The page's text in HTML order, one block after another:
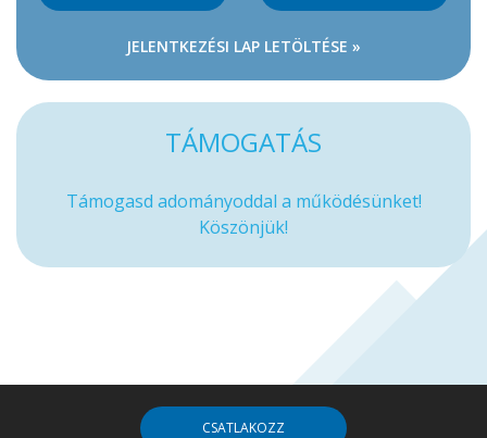
JELENTKEZÉSI LAP LETÖLTÉSE »
TÁMOGATÁS
Támogasd adományoddal a működésünket!
Köszönjük!
CSATLAKOZZ